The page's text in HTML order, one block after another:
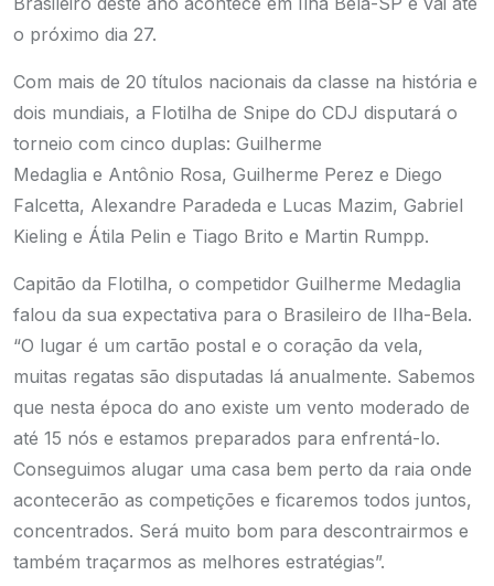
o próximo dia 27.
Com mais de 20 títulos nacionais da classe na história e
dois mundiais, a Flotilha de Snipe do CDJ disputará o
torneio com cinco duplas: Guilherme
Medaglia e Antônio Rosa, Guilherme Perez e Diego
Falcetta, Alexandre Paradeda e Lucas Mazim, Gabriel
Kieling e Átila Pelin e Tiago Brito e Martin Rumpp.
Capitão da Flotilha, o competidor Guilherme Medaglia
falou da sua expectativa para o Brasileiro de Ilha-Bela.
“O lugar é um cartão postal e o coração da vela,
muitas regatas são disputadas lá anualmente. Sabemos
que nesta época do ano existe um vento moderado de
até 15 nós e estamos preparados para enfrentá-lo.
Conseguimos alugar uma casa bem perto da raia onde
acontecerão as competições e ficaremos todos juntos,
concentrados. Será muito bom para descontrairmos e
também traçarmos as melhores estratégias”.